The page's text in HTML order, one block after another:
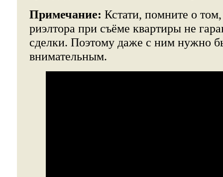
Примечание: Кстати, помните о
риэлтора при съёме квартиры не
сделки. Поэтому даже с ним нужно
внимательным.